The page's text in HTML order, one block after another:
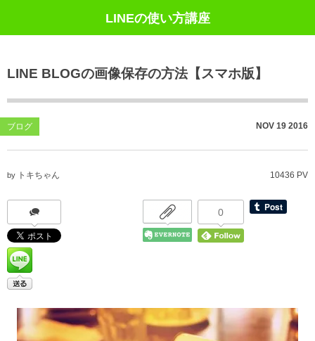
LINEの使い方講座
LINE BLOGの画像保存の方法【スマホ版】
ブログ NOV 19 2016
by トキちゃん 10436 PV
0